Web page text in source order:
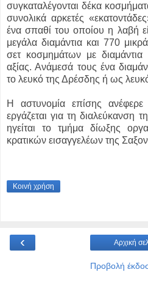
συγκαταλέγονται δέκα
συνολικά αρκετές
ένα σπαθί του οποίου η λαβή
μεγάλα διαμάντια και 770
σετ κοσμημάτων με διαμάντια
αξίας. Ανάμεσά τους ένα
το λευκό της Δρέσδης ή ως
Η αστυνομία επίσης
εργάζεται για τη
ηγείται το τμήμα δίωξης
κρατικών εισαγγελέων της
Κοινή χρήση
‹ Αρχική
Προβολή